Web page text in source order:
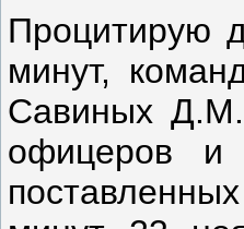
Процитирую
минут,
Савиных Д.М.
офицеров и